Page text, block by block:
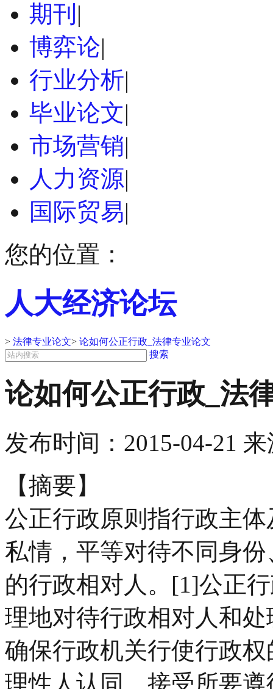
期刊 |
博弈论|
行业分析|
毕业论文|
市场营销|
人力资源|
国际贸易|
您的位置：
人大经济论坛
> 法律专业论文> 论如何公正行政_法律专业论文
搜索
论如何公正行政_法
发布时间： 2015-04-21 来
【摘要】
公正行政原则指行政主
私情，平等对待不同身
的行政相对人。[1]公正
理地对待行政相对人和
确保行政机关行使行政
理性人认同、接受所要